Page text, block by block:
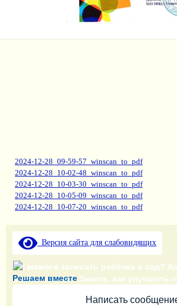
2024-12-28_09-59-57_winscan_to_pdf
2024-12-28_10-02-48_winscan_to_pdf
2024-12-28_10-03-30_winscan_to_pdf
2024-12-28_10-05-09_winscan_to_pdf
2024-12-28_10-07-20_winscan_to_pdf
Версия сайта для слабовидящих
Решаем вместе
Не можете записать ребёнка в сад?
воспитателях? Знаете, как улучшить
Написать